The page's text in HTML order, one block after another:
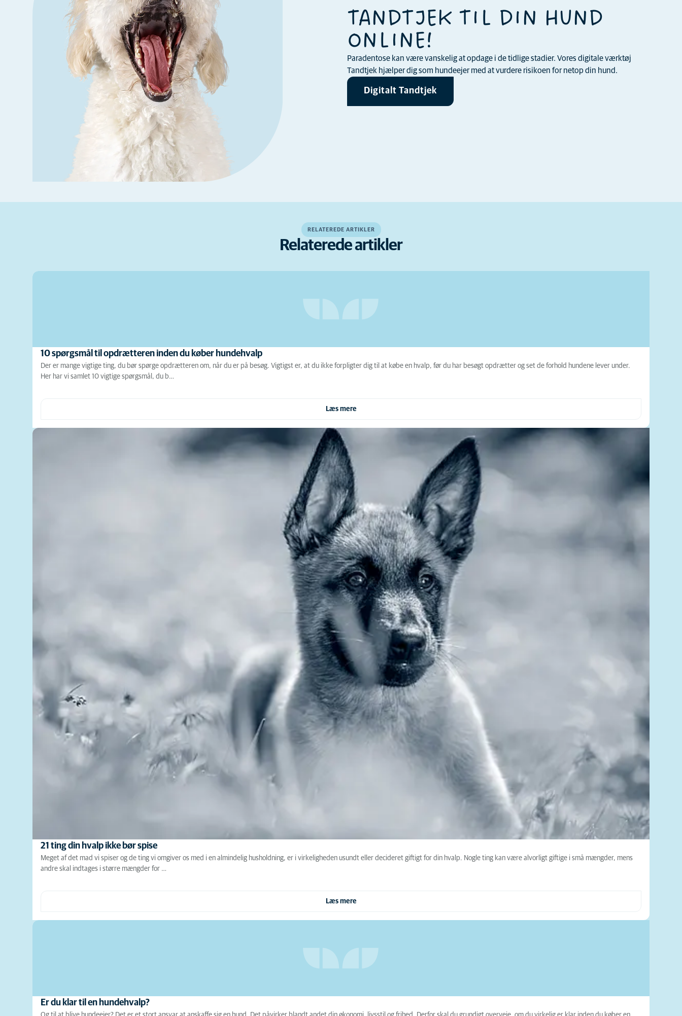
TANDTJEK TIL DIN HUND
ONLINE!
Paradentose kan være vanskelig at opdage i de tidlige stadier. Vores digitale værktøj
Tandtjek hjælper dig som hundeejer med at vurdere risikoen for netop din hund.
Digitalt Tandtjek
RELATEREDE ARTIKLER
Relaterede artikler
10 spørgsmål til opdrætteren inden du køber hundehvalp
Der er mange vigtige ting, du bør spørge opdrætteren om, når du er på besøg. Vigtigst er, at du ikke forpligter dig til at købe en hvalp, før du har besøgt opdrætter og set de forhold hundene lever under.
Her har vi samlet 10 vigtige spørgsmål, du b…
Læs mere
21 ting din hvalp ikke bør spise
Meget af det mad vi spiser og de ting vi omgiver os med i en almindelig husholdning, er i virkeligheden usundt eller decideret giftigt for din hvalp. Nogle ting kan være alvorligt giftige i små mængder, mens
andre skal indtages i større mængder for …
Læs mere
Er du klar til en hundehvalp?